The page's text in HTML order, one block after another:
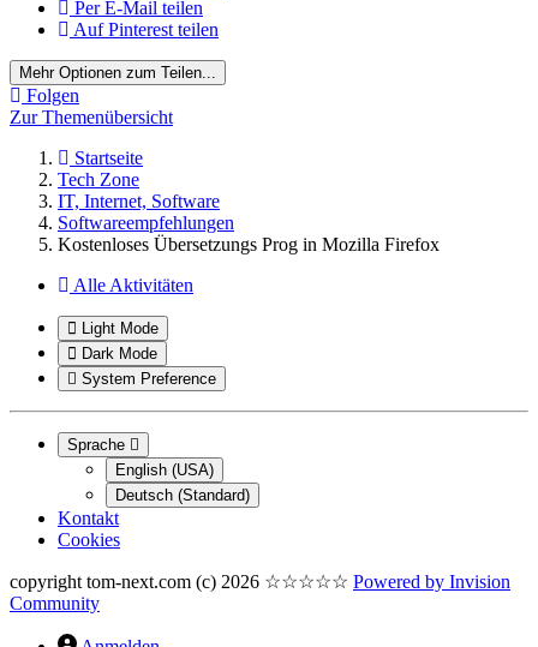
Per E-Mail teilen
Auf Pinterest teilen
Mehr Optionen zum Teilen...
Folgen
Zur Themenübersicht
Startseite
Tech Zone
IT, Internet, Software
Softwareempfehlungen
Kostenloses Übersetzungs Prog in Mozilla Firefox
Alle Aktivitäten
Light Mode
Dark Mode
System Preference
Sprache
English (USA)
Deutsch (Standard)
Kontakt
Cookies
copyright tom-next.com (c) 2026 ☆☆☆☆☆ Powered by Invision
Community